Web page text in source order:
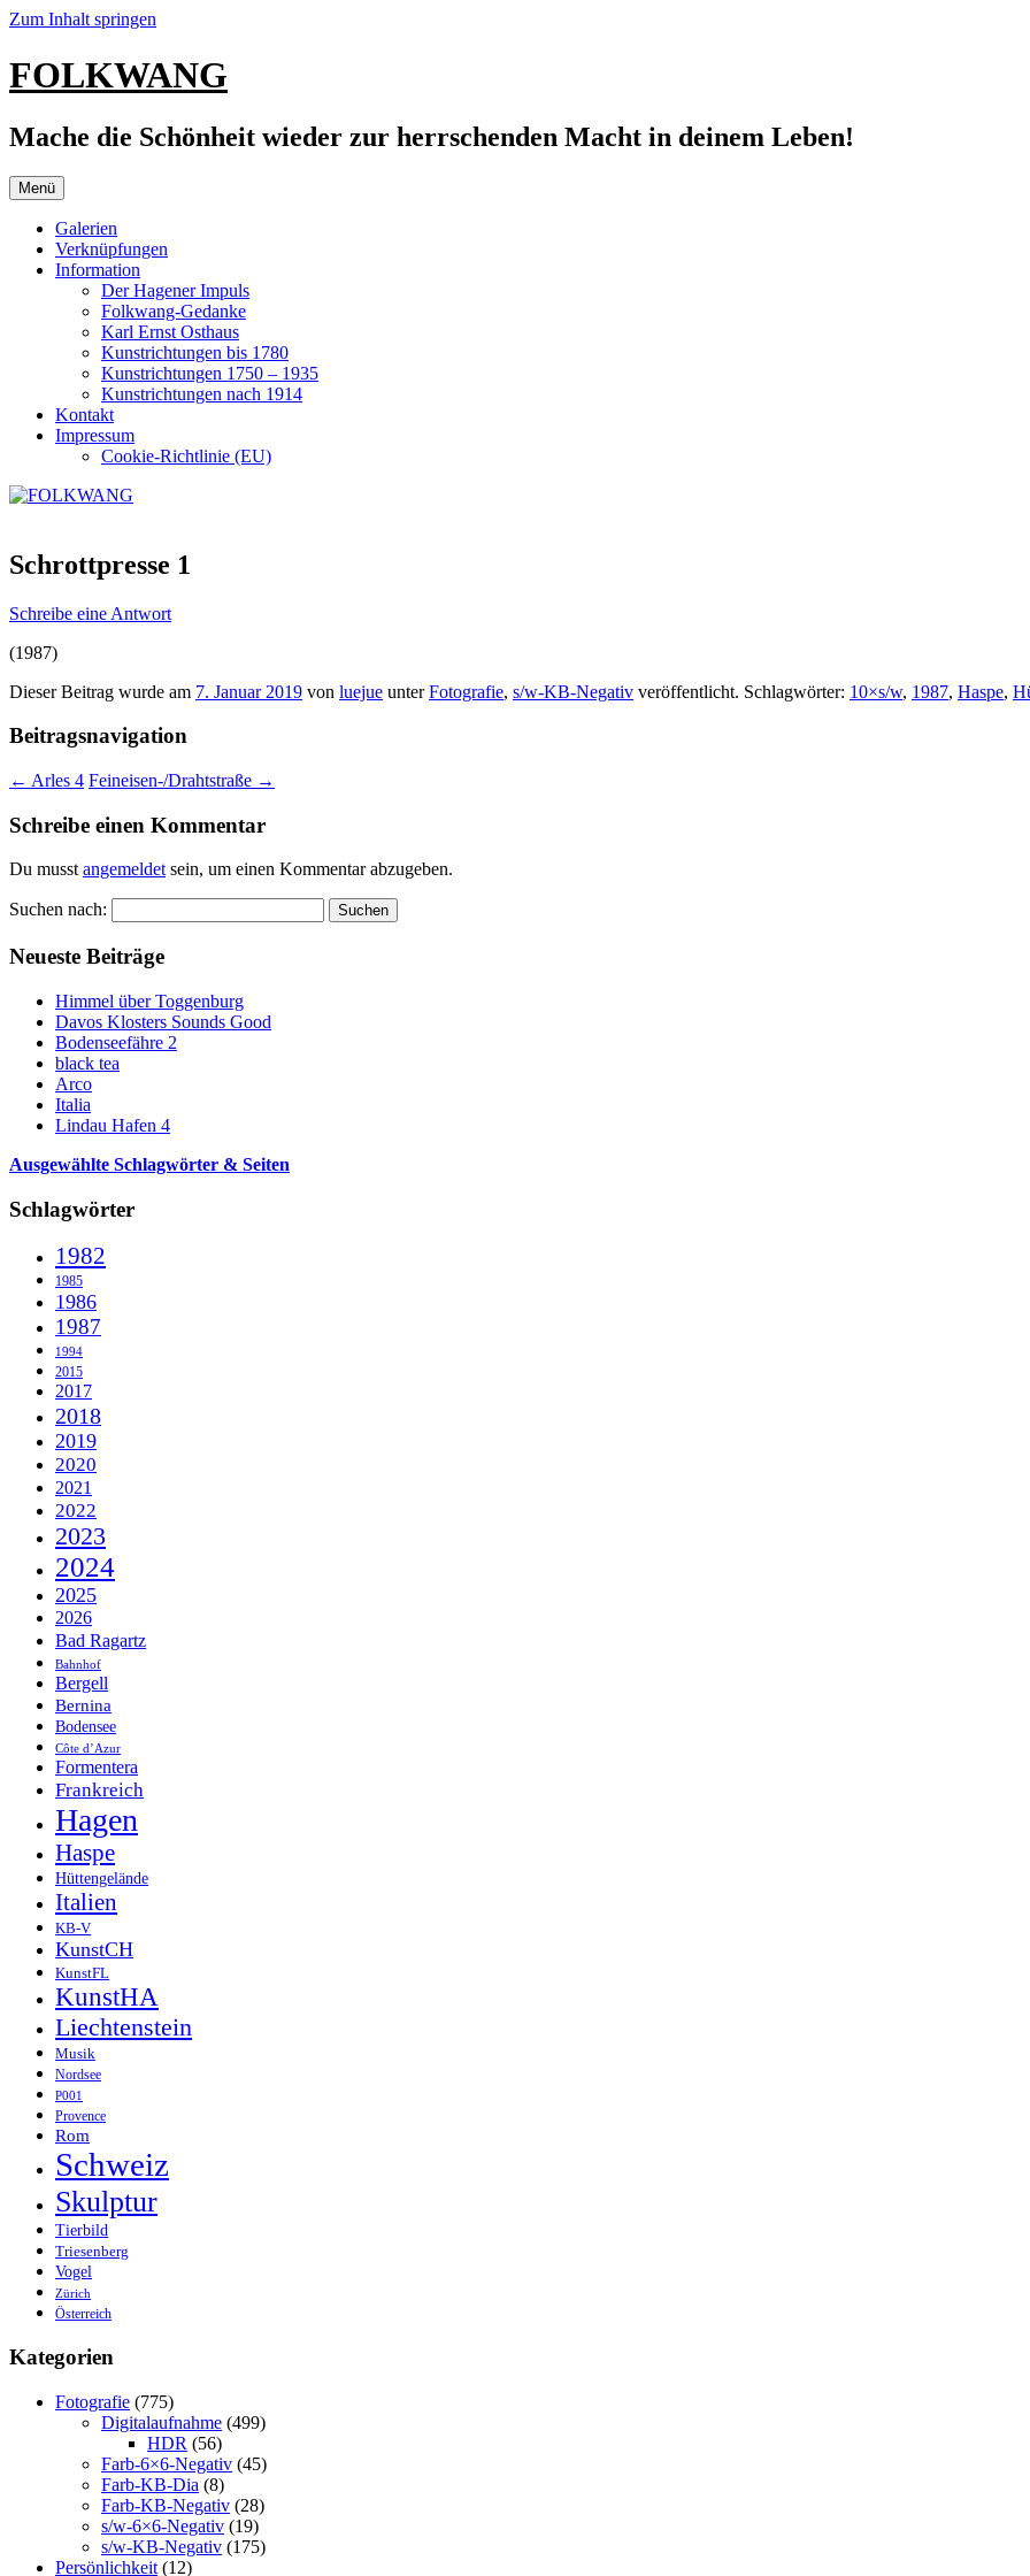
Zum Inhalt springen
FOLKWANG
Mache die Schönheit wieder zur herrschenden Macht in deinem Leben!
Menü
Galerien
Verknüpfungen
Information
Der Hagener Impuls
Folkwang-Gedanke
Karl Ernst Osthaus
Kunstrichtungen bis 1780
Kunstrichtungen 1750 – 1935
Kunstrichtungen nach 1914
Kontakt
Impressum
Cookie-Richtlinie (EU)
Schrottpresse 1
Schreibe eine Antwort
(1987)
Dieser Beitrag wurde am 7. Januar 2019 von luejue unterFotografie, s/w-KB-Negativ veröffentlicht. Schlagwörter: 10×s/w, 1987, Haspe,
Beitragsnavigation
← Arles 4 Feineisen-/Drahtstraße →
Schreibe einen Kommentar
Du musstangemeldetsein, um einen Kommentar abzugeben.
Suchen nach:
Neueste Beiträge
Himmel über Toggenburg
Davos Klosters Sounds Good
Bodenseefähre 2
black tea
Arco
Italia
Lindau Hafen 4
Ausgewählte Schlagwörter & Seiten
Schlagwörter
1982
1985
1986
1987
1994
2015
2017
2018
2019
2020
2021
2022
2023
2024
2025
2026
Bad Ragartz
Bahnhof
Bergell
Bernina
Bodensee
Côte d’Azur
Formentera
Frankreich
Hagen
Haspe
Hüttengelände
Italien
KB-V
KunstCH
KunstFL
KunstHA
Liechtenstein
Musik
Nordsee
P001
Provence
Rom
Schweiz
Skulptur
Tierbild
Triesenberg
Vogel
Zürich
Österreich
Kategorien
Fotografie (775)
Digitalaufnahme (499)
HDR (56)
Farb-6×6-Negativ (45)
Farb-KB-Dia (8)
Farb-KB-Negativ (28)
s/w-6×6-Negativ (19)
s/w-KB-Negativ (175)
Persönlichkeit (12)